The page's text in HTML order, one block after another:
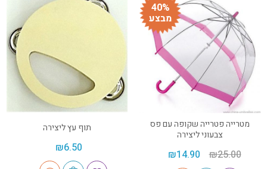
40%
מבצע
מטרייה פטרייה שקופה עם פס
צבעוני ליצירה
₪25.00
₪14.90
תוף עץ ליצירה
₪6.50